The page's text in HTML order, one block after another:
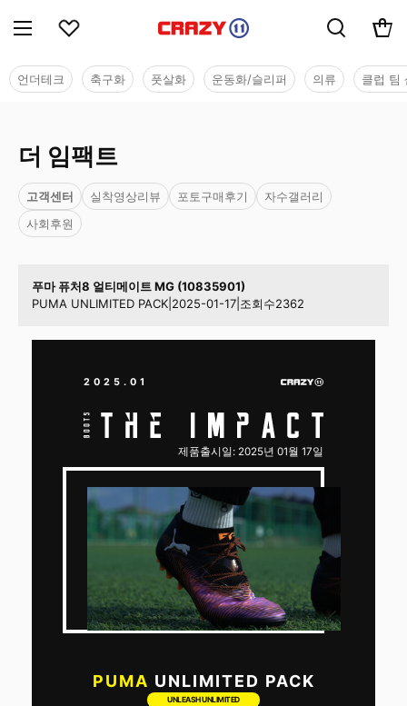
언더테크 축구화 풋살화 운동화/슬리퍼 의류 클럽 팀
더 임팩트
고객센터 실착영상리뷰 포토구매후기
자수갤러리
사회후원
푸마 퓨처8 얼티메이트 MG (10835901)
PUMA UNLIMITED PACK 2025-01-17 조회수2362
2025.01
제품출시일: 2025년 01월 17일
PUMA UNLIMITED PACK
UNLEASH UNLIMITED